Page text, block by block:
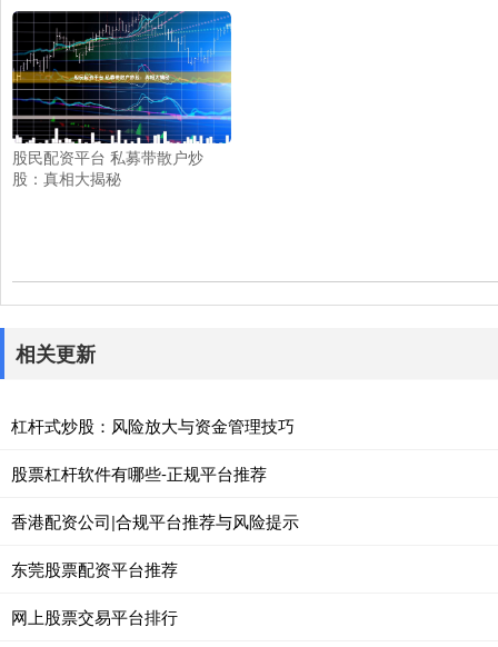
股民配资平台 私募带散户炒
股：真相大揭秘
相关更新
杠杆式炒股：风险放大与资金管理技巧
股票杠杆软件有哪些-正规平台推荐
香港配资公司|合规平台推荐与风险提示
东莞股票配资平台推荐
网上股票交易平台排行